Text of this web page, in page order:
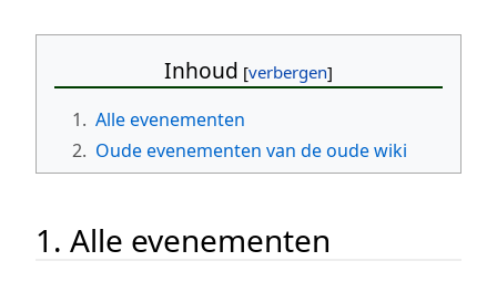
Inhoud
1. Alle evenementen
2. Oude evenementen van de oude wiki
1. Alle evenementen